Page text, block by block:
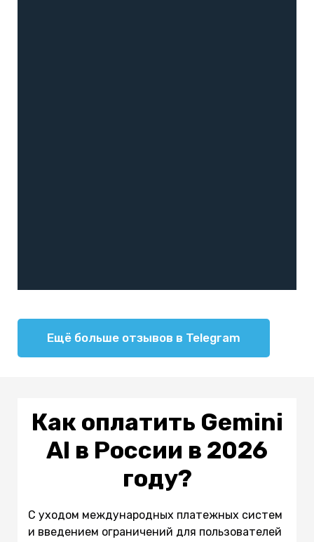
Ещё больше отзывов в Telegram
Как оплатить Gemini
AI в России в 2026
году?
С уходом международных платежных систем
и введением ограничений для пользователей